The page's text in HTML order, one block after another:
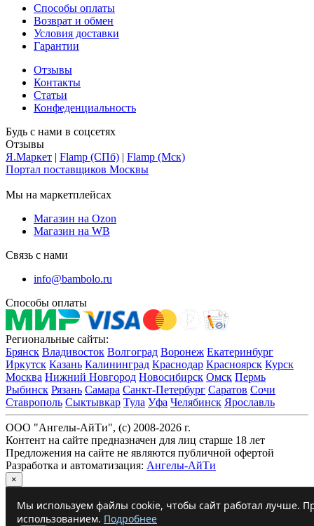
Способы оплаты
Возврат и обмен
Условия доставки
Гарантии
Отзывы
Контакты
Статьи
Конфеденциальность
Будь с нами в соцсетях
Отзывы
Я.Маркет | Flamp (СПб) | Flamp (Мск)
Портал поставщиков Москвы
Мы на маркетплейсах
Магазин на Ozon
Магазин на WB
Связь с нами
info@bambolo.ru
Способы оплаты
Региональные сайты:
Брянск Владивосток Волгоград Воронеж Екатеринбург
Иркутск Казань Калининград Краснодар Красноярск Курск
Москва Нижний Новгород Новосибирск Омск Пермь
Рыбинск Рязань Самара Санкт-Петербург Саратов Сочи
Ставрополь Сыктывкар Тула Уфа Челябинск Ярославль
ООО "Ангелы-АйТи", (c) 2008-2026 г.
Контент на сайте предназначен для лиц старше 18 лет
Предложения на сайте не являются публичной офертой
Разработка и автоматизация: Ангелы-АйТи
×
Мы используем файлы cookie, чтобы сайт работал лучше.
использованием. Подробнее